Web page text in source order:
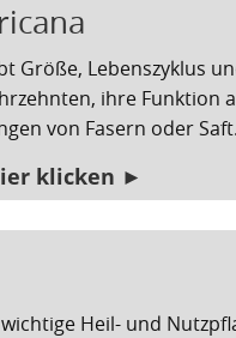
Größe, Lebenszyklus
ihre Funktion
von Fasern oder Saft.
klicken ►
Heil- und